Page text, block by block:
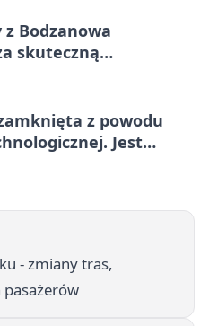
Bodzanowa
skuteczną
z powodu
Jest
- zmiany tras,